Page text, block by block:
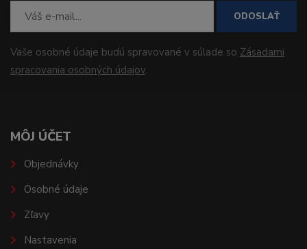
ODOSLAŤ
Vaše osobné údaje budú spravované v súlade so Zásadami
spracovania osobných údajov.
MÔJ ÚČET
Objednávky
Osobné údaje
Zľavy
Nastavenia